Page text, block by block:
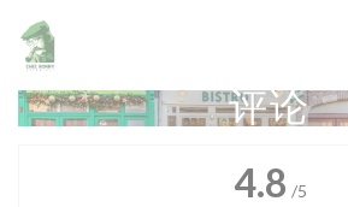
Cookie管理面板
评论
4.8 /5